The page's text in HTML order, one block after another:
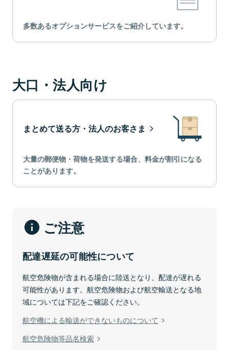
多数あるオプションサービスをご紹介しています。
大口・法人向け
まとめて送る方・法人のお客さま
大量の郵便物・荷物を発送する場合、料金が割引になる
ことがあります。
ご注意
配達遅延の可能性について
航空危険物が含まれる場合に陸送となり、配達が遅れる
可能性があります。航空危険物および航空輸送となる地
域については下記をご確認ください。
航空機による輸送ができないものについて
航空危険物等品名検索